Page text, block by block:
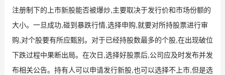
注册制下的上市新股能否被爆炒,主要取决于发行价和市场份额的
大小。一旦成功,碰到暴跌行情,选择申购,就要对所持股票进行审
购,对个股要有所应甄别。对于已经持股数最多的个股,在出现破位
下跌过程中果断出局。在次日,选择好股票后,公司应及时发布并发
布相关公告。持有人可以申请发行新股,也可以选择不上市,但是选